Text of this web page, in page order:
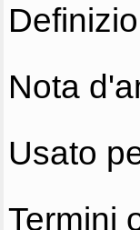
Nota
Usato
Termini